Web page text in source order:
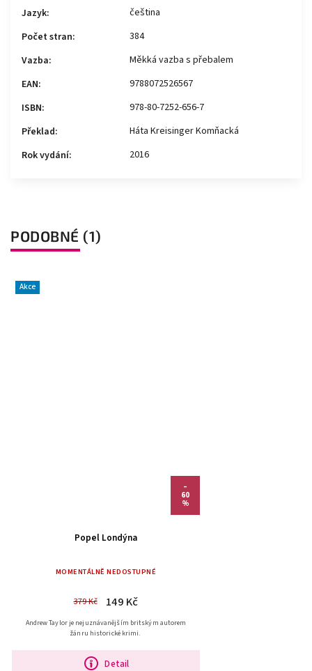
Jazyk:
čeština
Počet stran:
384
Vazba:
Měkká vazba s přebalem
EAN:
9788072526567
ISBN:
978-80-7252-656-7
Překlad:
Háta Kreisinger Komňacká
Rok vydání: 2016
PODOBNÉ (1)
Akce
–
60
%
Popel Londýna
MOMENTÁLNĚ NEDOSTUPNÉ
379 Kč 149 Kč
Detail
Andrew Taylor je nejuznávanějším britským autorem
žánru historické krimi.